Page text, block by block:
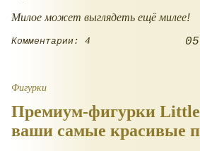
Милое может выглядеть ещё милее!
Комментарии: 4
Фигурки
Премиум-фигурки
ваши самые красивые